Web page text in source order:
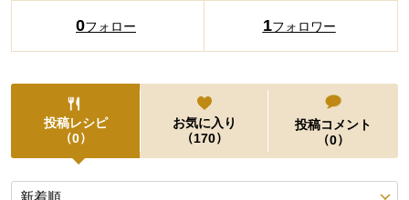
0フォロー 1フォロワー
投稿レシピ
（0）
お気に入り
（170）
投稿コメント
（0）
投稿レシピ